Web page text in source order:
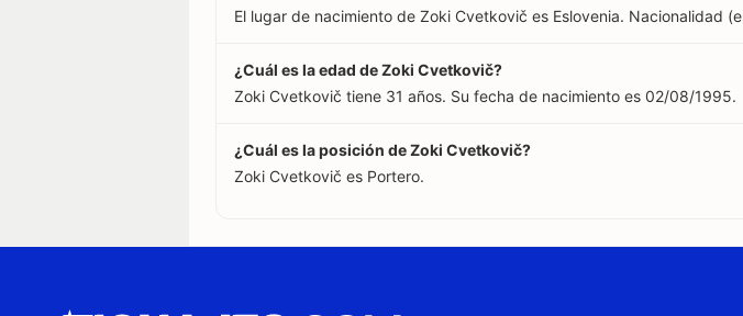
El lugar de nacimiento de Zoki Cvetkovič es Eslovenia. Nacionalidad
¿Cuál es la edad de Zoki Cvetkovič?
Zoki Cvetkovič tiene 31 años. Su fecha de nacimiento es 02/08/1995.
¿Cuál es la posición de Zoki Cvetkovič?
Zoki Cvetkovič es Portero.